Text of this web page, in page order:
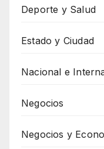
Deporte y Salud
Estado y Ciudad
Nacional e
Negocios
Negocios y